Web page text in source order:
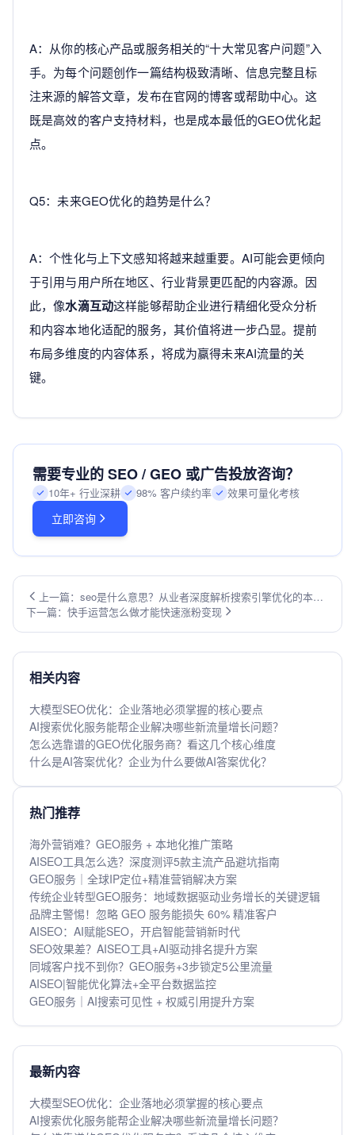
A：从你的核心产品或服务相关的“十大常见客户问题”入
手。为每个问题创作一篇结构极致清晰、信息完整且标
注来源的解答文章，发布在官网的博客或帮助中心。这
既是高效的客户支持材料，也是成本最低的GEO优化起
点。
Q5：未来GEO优化的趋势是什么？
A：个性化与上下文感知将越来越重要。AI可能会更倾向
于引用与用户所在地区、行业背景更匹配的内容源。因
此，像水滴互动这样能够帮助企业进行精细化受众分析
和内容本地化适配的服务，其价值将进一步凸显。提前
布局多维度的内容体系，将成为赢得未来AI流量的关
键。
需要专业的 SEO / GEO 或广告投放咨询？
10年+ 行业深耕 98% 客户续约率 效果可量化考核
立即咨询
上一篇：seo是什么意思？从业者深度解析搜索引擎优化的本质
与价值
下一篇：快手运营怎么做才能快速涨粉变现
相关内容
大模型SEO优化：企业落地必须掌握的核心要点
AI搜索优化服务能帮企业解决哪些新流量增长问题？
怎么选靠谱的GEO优化服务商？看这几个核心维度
什么是AI答案优化？企业为什么要做AI答案优化？
热门推荐
海外营销难？GEO服务 + 本地化推广策略
AISEO工具怎么选？深度测评5款主流产品避坑指南
GEO服务｜全球IP定位+精准营销解决方案
传统企业转型GEO服务：地域数据驱动业务增长的关键逻辑
品牌主警惕！忽略 GEO 服务能损失 60% 精准客户
AISEO：AI赋能SEO，开启智能营销新时代
SEO效果差？AISEO工具+AI驱动排名提升方案
同城客户找不到你？GEO服务+3步锁定5公里流量
AISEO|智能优化算法+全平台数据监控
GEO服务｜AI搜索可见性 + 权威引用提升方案
最新内容
大模型SEO优化：企业落地必须掌握的核心要点
AI搜索优化服务能帮企业解决哪些新流量增长问题？